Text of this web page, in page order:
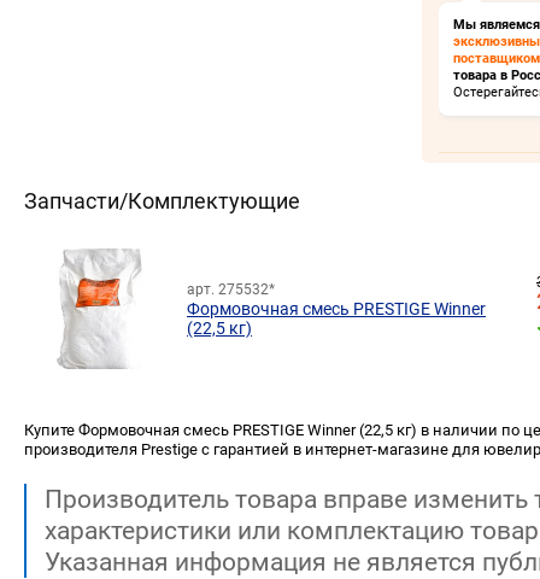
Мы являемся
поставщиком
товара в
Запчасти/Комплектующие
арт. 275532*
Формовочная смесь PRESTIGE Winner
(22,5 кг)
Купите Формовочная смесь PRESTIGE Winner (22,5 кг) в наличии по
производителя Prestige с гарантией в интернет-магазине для
Производитель товара вправе изменить
характеристики или комплектацию
Указанная информация не является